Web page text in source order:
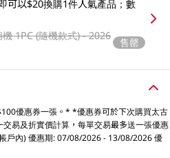
可以$20換購1件人氣產品；數
1PC (隨機款式) - 2026
售罄
優惠券一張。* *優惠券可於下次購買太古
易及折實價計算，每單交易最多送一張優惠
戶內) 優惠期: 07/08/2026 - 13/08/2026 優